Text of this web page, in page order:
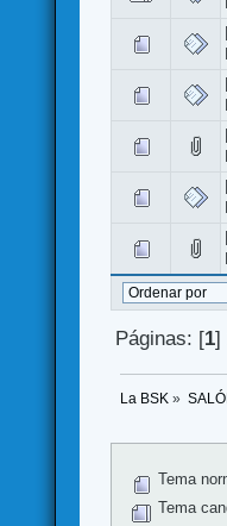
Páginas: [1]
La BSK »
Tema
Tema